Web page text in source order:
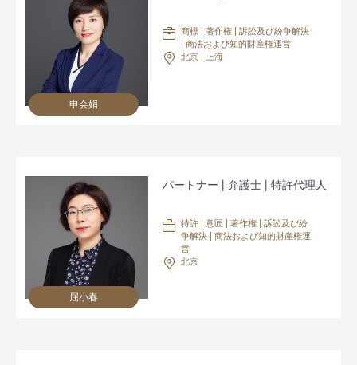
申会娟
商標 | 著作権 | 訴訟及び紛争解決
| 商法および知的財産権運営
北京 | 上海
屈小春
パートナー | 弁護士 | 特許代理人
特許 | 意匠 | 著作権 | 訴訟及び紛
争解決 | 商法および知的財産権運
営
北京